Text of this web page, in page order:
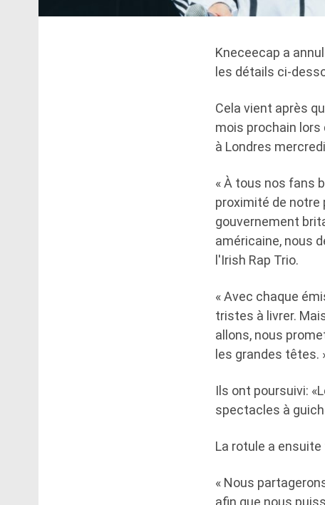
Kneceecap a
les détails ci-
Cela vient après
mois prochain
à Londres
« À tous nos fans
proximité de notre
gouvernement
américaine, nous
l'Irish Rap Trio.
« Avec chaque
tristes à livrer.
allons, nous
les grandes têtes.
Ils ont poursuivi:
spectacles à
La rotule a ensuite
« Nous
afin que nous